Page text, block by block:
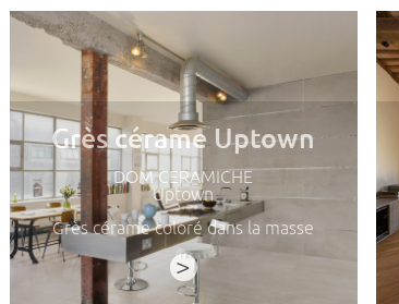
Grès cérame Uptown
DOM CERAMICHE
Uptown
Grès cérame coloré dans la masse
>